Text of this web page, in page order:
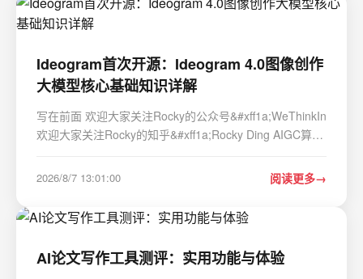
Ideogram首次开源：Ideogram 4.0图像创作
大模型核心基础知识详解
写在前面 欢迎大家关注Rocky的公众号&#xff1a;WeThinkIn
欢迎大家关注Rocky的知乎&#xff1a;Rocky Ding AIGC算法
&#xff1a;WeThinkIn/Interview-for-Algorithm-Engineer欢迎
算…
2026/8/7 13:01:00 阅读更多
AI论文写作工具测评：实用功能与体验